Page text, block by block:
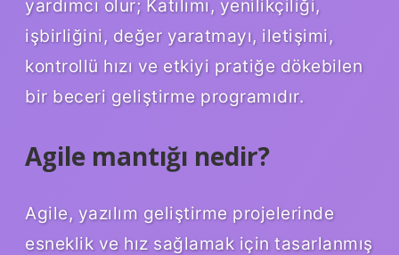
yardımcı olur; Katılımı, yenilikçiliği,
işbirliğini, değer yaratmayı, iletişimi,
kontrollü hızı ve etkiyi pratiğe dökebilen
bir beceri geliştirme programıdır.
Agile mantığı nedir?
Agile, yazılım geliştirme projelerinde
esneklik ve hız sağlamak için tasarlanmış